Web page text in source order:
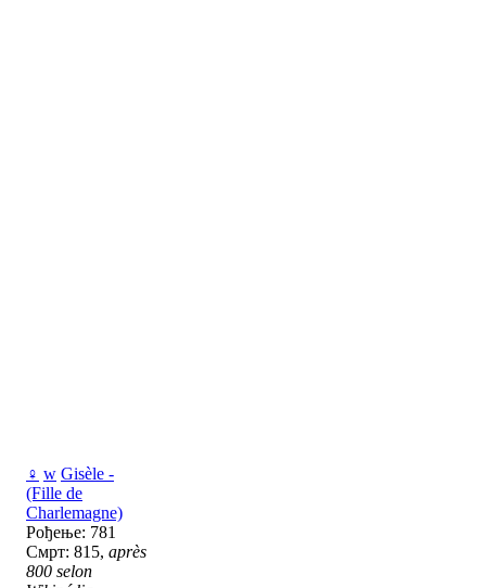
♀ w Gisèle -
(Fille de
Charlemagne)
Рођење: 781
Смрт: 815, après
800 selon